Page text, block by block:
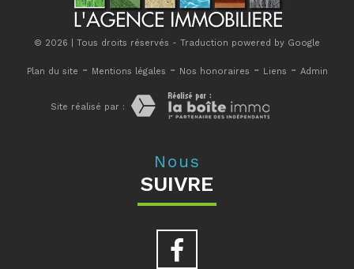
© 2026 | Tous droits réservés - Traduction powered by Google
Plan du site - Mentions légales - Nos honoraires - Liens - Admin
Site réalisé par :
Nous
SUIVRE